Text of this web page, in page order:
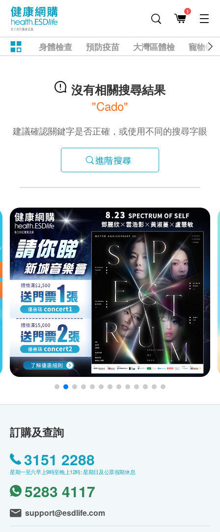
1
身體檢查 預防疫苗 大灣區體檢 寵物健
沒有相關搜尋結果
"Cado"
建議確認關鍵字是否正確，或使用不同的搜尋字眼
進階搜尋
訂購及查詢
3151 2288
星期一至六早上9時至晚上12時; 星期日及公眾假期休息
5283 4117
support@esdlife.com